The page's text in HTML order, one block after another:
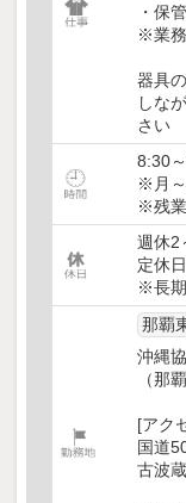
・保管
※業
器具
しな
さい
8:30
※月
※残
週休2
定休
※長
那覇
沖縄
（那
[アク
国道
古波